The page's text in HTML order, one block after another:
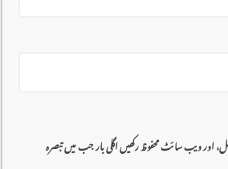
اور ویب سائٹ محفوظ رکھیں اگلی بار جب میں تبصرہ